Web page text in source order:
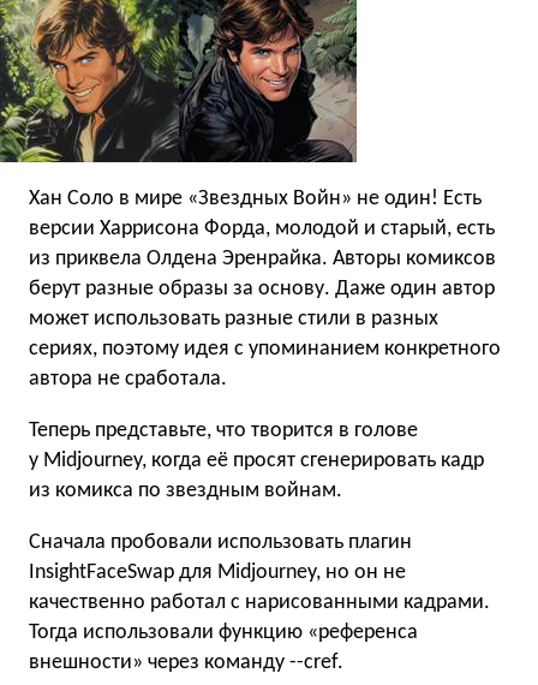
Хан Соло в мире «Звездных Войн» не один! Есть
версии Харрисона Форда, молодой и старый, есть
из приквела Олдена Эренрайка. Авторы комиксов
берут разные образы за основу. Даже один автор
может использовать разные стили в разных
сериях, поэтому идея с упоминанием конкретного
автора не сработала.
Теперь представьте, что творится в голове
у Midjourney, когда её просят сгенерировать кадр
из комикса по звездным войнам.
Сначала пробовали использовать плагин
InsightFaceSwap для Midjourney, но он не
качественно работал с нарисованными кадрами.
Тогда использовали функцию «референса
внешности» через команду --cref.